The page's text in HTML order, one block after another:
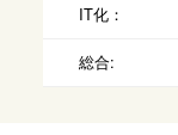
IT化：
総合: